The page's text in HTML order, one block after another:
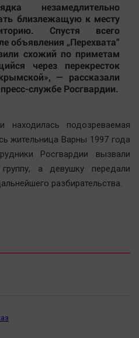
незамедлительно
близлежащую к месту
Спустя всего
объявления „Перехвата“
схожий по приметам
через перекресток
— рассказали
службе Росгвардии.
подозреваемая
жительница Варны 1997 года
Росгвардии вызвали
группу, а девушку передали
разбирательства.